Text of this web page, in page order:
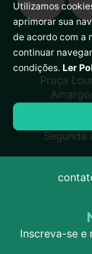
Praça
Segunda
Inscreva-se e
Utilizamos
aprimorar sua
de acordo com a
continuar
condições. Ler